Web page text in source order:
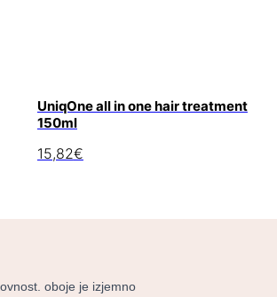
UniqOne all in one hair treatment
150ml
15,82€
oboje je izjemno